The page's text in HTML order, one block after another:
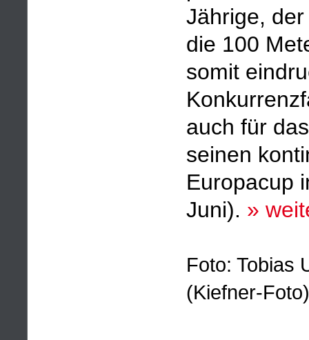
Jährige,
die 100
somit
auch für
seinen
Europacup
Juni). »
Foto: Tobias
(Kiefner-Foto)